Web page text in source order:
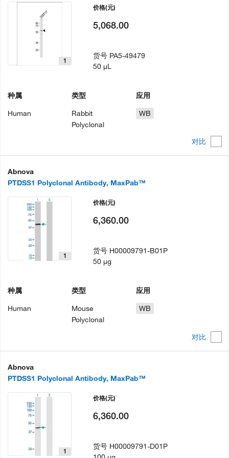
对比
1
种属
Human
类型
Rabbit
Polyclonal
应用
WB
价格(元)
5,068.00
货号 PA5-49479
50 µL
Abnova
PTDSS1 Polyclonal Antibody, MaxPab™
对比
1
种属
Human
类型
Mouse
Polyclonal
应用
WB
价格(元)
6,360.00
货号 H00009791-B01P
50 µg
Abnova
PTDSS1 Polyclonal Antibody, MaxPab™
1
价格(元)
6,360.00
货号 H00009791-D01P